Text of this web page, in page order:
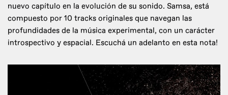
nuevo capítulo en la evolución de su sonido. Samsa, está
compuesto por 10 tracks originales que navegan las
profundidades de la música experimental, con un carácter
introspectivo y espacial. Escuchá un adelanto en esta nota!